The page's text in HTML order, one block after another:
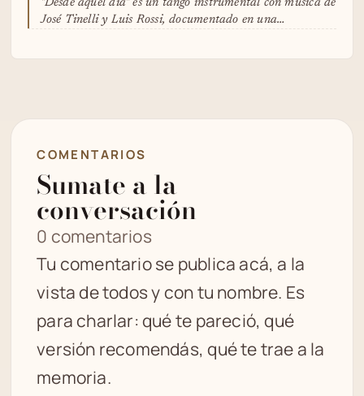
"Desde aquel día" es un tango instrumental con música de
José Tinelli y Luis Rossi, documentado en una…
COMENTARIOS
Sumate a la
conversación
0 comentarios
Tu comentario se publica acá, a la
vista de todos y con tu nombre. Es
para charlar: qué te pareció, qué
versión recomendás, qué te trae a la
memoria.